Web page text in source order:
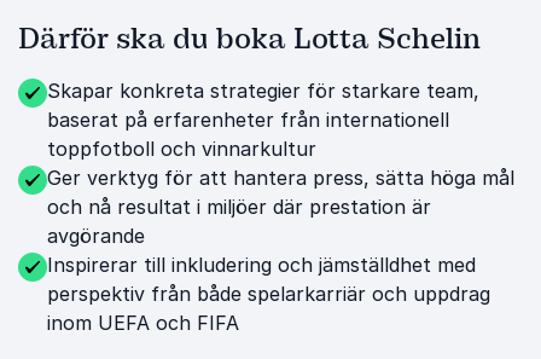
Därför ska du boka Lotta Schelin
Skapar konkreta strategier för starkare team,
baserat på erfarenheter från internationell
toppfotboll och vinnarkultur
Ger verktyg för att hantera press, sätta höga mål
och nå resultat i miljöer där prestation är
avgörande
Inspirerar till inkludering och jämställdhet med
perspektiv från både spelarkarriär och uppdrag
inom UEFA och FIFA